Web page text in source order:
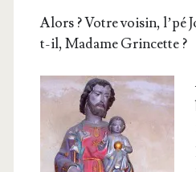
Alors ? Votre voi­sin, l’pé
t-il, Madame Grincette ?